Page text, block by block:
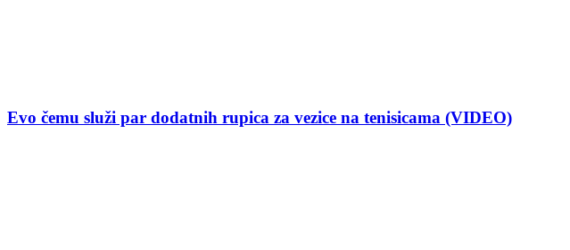
Evo čemu služi par dodatnih rupica za vezice na tenisicama (VIDEO)